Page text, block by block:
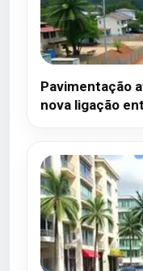
Pavimentação
nova ligação